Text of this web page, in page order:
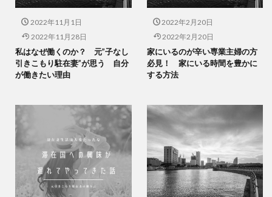
2022年11月1日
2022年11月28日
私はなぜ働くのか？ 元”子なし
引きこもり駐在妻”が思う 自分
が働きたい理由
2022年2月20日
2022年2月20日
家にいるのが辛い専業主婦の方
必見！ 家にいる時間を豊かに
する方法